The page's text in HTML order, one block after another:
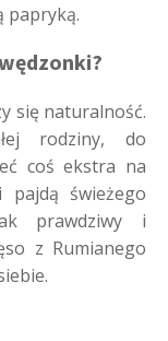
papryką.
się naturalność.
rodziny, do
coś ekstra na
świeżego
prawdziwy i
z Rumianego